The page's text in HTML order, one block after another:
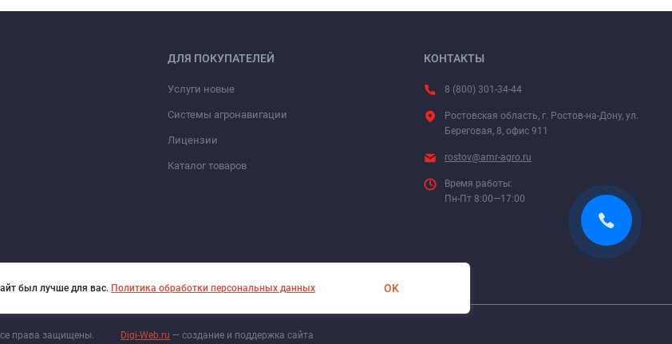
ДЛЯ ПОКУПАТЕЛЕЙ
Услуги новые
Системы агронавигации
Лицензии
Каталог товаров
КОНТАКТЫ
8 (800) 301-34-44
Ростовская область, г. Ростов-на-Дону, ул.
Береговая, 8, офис 911
rostov@amr-agro.ru
Время работы:
Пн-Пт 8:00—17:00
права защищены. Digi-Web.ru — создание и поддержка сайта
был лучше для вас. Политика обработки персональных данных OK